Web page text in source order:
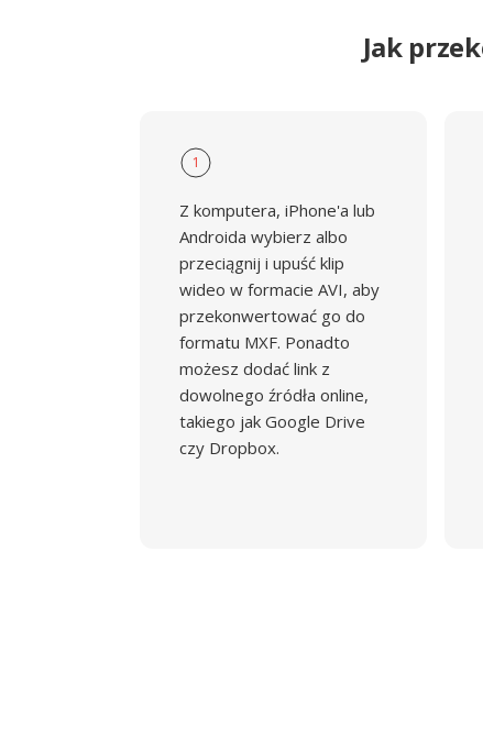
Jak
1
Z komputera, iPhone'a lub
Androida wybierz albo
przeciągnij i upuść klip
wideo w formacie AVI, aby
przekonwertować go do
formatu MXF. Ponadto
możesz dodać link z
dowolnego źródła online,
takiego jak Google Drive
czy Dropbox.